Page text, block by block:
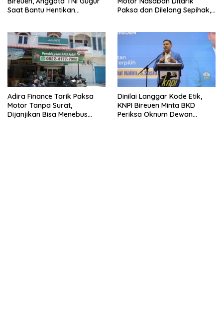
Saat Bantu Hentikan
Paksa dan Dilelang Sepihak,
Adira Finance Tarik Paksa
Motor Tanpa Surat,
Dijanjikan Bisa Menebus
Dinilai Langgar Kode Etik,
KNPI Bireuen Minta BKD
Periksa Oknum Dewan